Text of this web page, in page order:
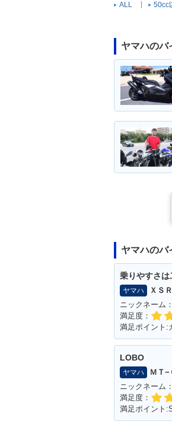
ALL 50cc
ヤマハのバ
ヤマハのバ
乗りやすさ
ヤマハ
ＸＳ
ニックネーム
満足度：
LOBO
ヤマハ
ＭＴ−
ニックネーム
満足度：
満足ポイント